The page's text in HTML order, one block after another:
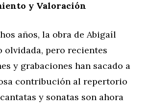
y Valoración
años, la obra de Abigaíl
olvidada, pero recientes
y grabaciones han sacado a
contribución al repertorio
y sonatas son ahora